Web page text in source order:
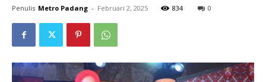
Penulis Metro Padang - Februari 2, 2025 834 0